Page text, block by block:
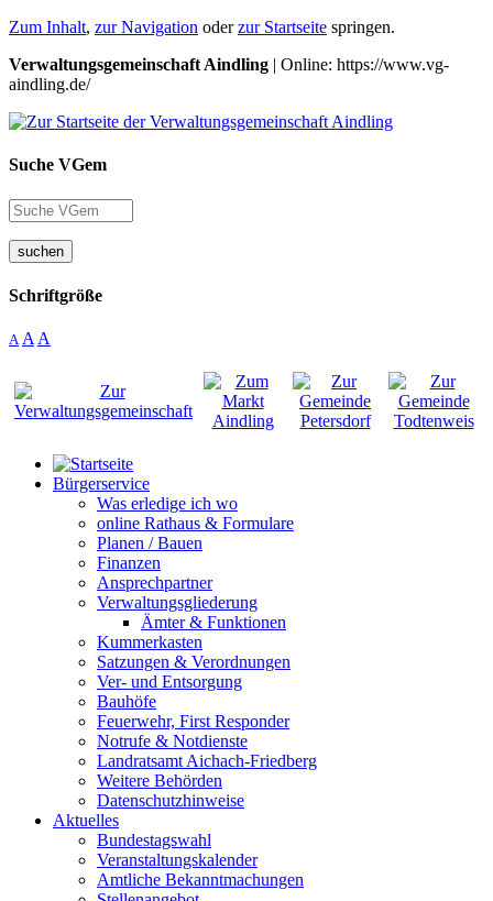
Zum Inhalt, zur Navigation oderzur Startseite springen.
Verwaltungsgemeinschaft Aindling | Online: https://www.vg-
aindling.de/
Suche VGem
suchen
Schriftgröße
A A A
Bürgerservice
Was erledige ich wo
online Rathaus & Formulare
Planen / Bauen
Finanzen
Ansprechpartner
Verwaltungsgliederung
Ämter & Funktionen
Kummerkasten
Satzungen & Verordnungen
Ver- und Entsorgung
Bauhöfe
Feuerwehr, First Responder
Notrufe & Notdienste
Landratsamt Aichach-Friedberg
Weitere Behörden
Datenschutzhinweise
Aktuelles
Bundestagswahl
Veranstaltungskalender
Amtliche Bekanntmachungen